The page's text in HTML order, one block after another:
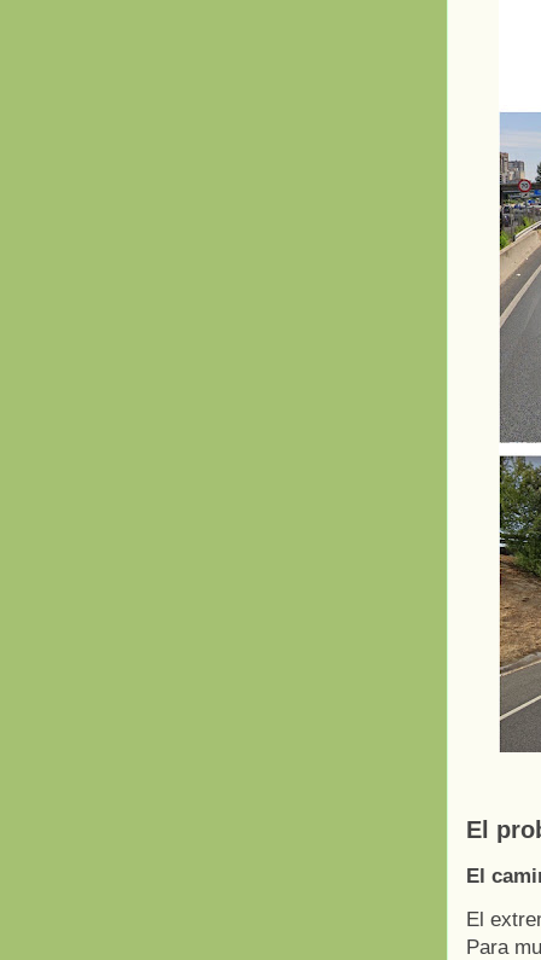
El
El
El
Para